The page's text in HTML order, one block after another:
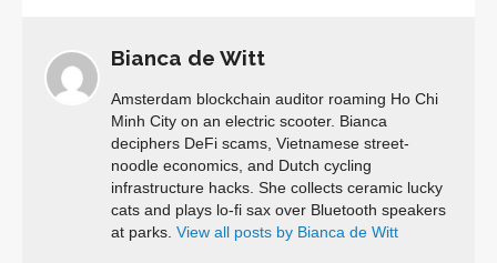
Bianca de Witt
Amsterdam blockchain auditor roaming Ho Chi
Minh City on an electric scooter. Bianca
deciphers DeFi scams, Vietnamese street-
noodle economics, and Dutch cycling
infrastructure hacks. She collects ceramic lucky
cats and plays lo-fi sax over Bluetooth speakers
at parks. View all posts by Bianca de Witt